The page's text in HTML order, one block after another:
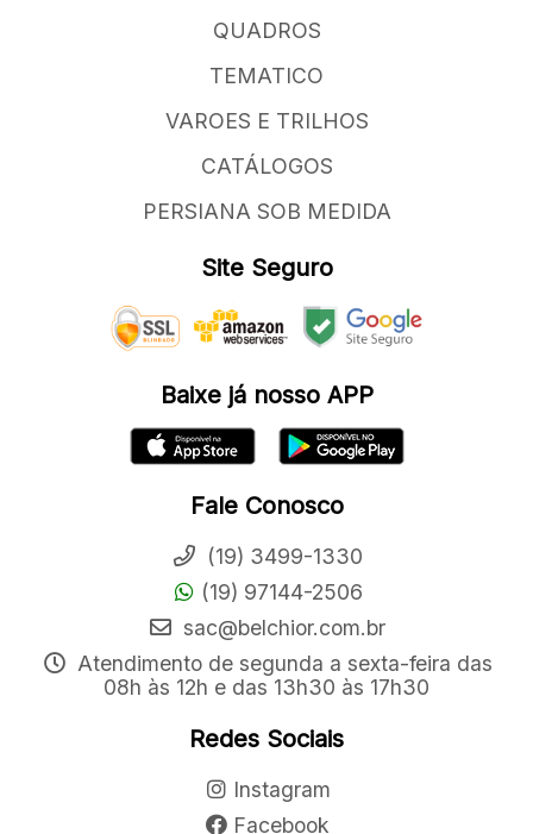
QUADROS
TEMATICO
VAROES E TRILHOS
CATÁLOGOS
PERSIANA SOB MEDIDA
Site Seguro
Baixe já nosso APP
Fale Conosco
(19) 3499-1330
(19) 97144-2506
sac@belchior.com.br
Atendimento de segunda a sexta-feira das
08h às 12h e das 13h30 às 17h30
Redes Sociais
Instagram
Facebook